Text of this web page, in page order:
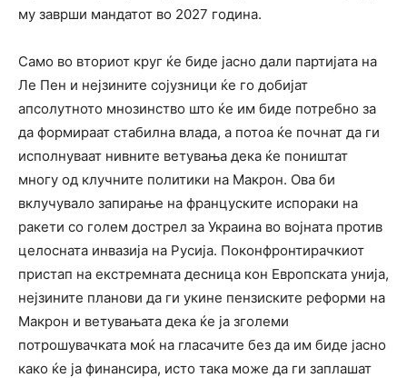
му заврши мандатот во 2027 година.
Само во вториот круг ќе биде јасно дали партијата на
Ле Пен и нејзините сојузници ќе го добијат
апсолутното мнозинство што ќе им биде потребно за
да формираат стабилна влада, а потоа ќе почнат да ги
исполнуваат нивните ветувања дека ќе поништат
многу од клучните политики на Макрон. Ова би
вклучувало запирање на француските испораки на
ракети со голем дострел за Украина во војната против
целосната инвазија на Русија. Поконфронтирачкиот
пристап на екстремната десница кон Европската унија,
нејзините планови да ги укине пензиските реформи на
Макрон и ветувањата дека ќе ја зголеми
потрошувачката моќ на гласачите без да им биде јасно
како ќе ја финансира, исто така може да ги заплашат